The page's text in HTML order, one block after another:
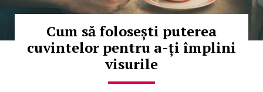
Cum să folosești puterea
cuvintelor pentru a-ți împlini
visurile